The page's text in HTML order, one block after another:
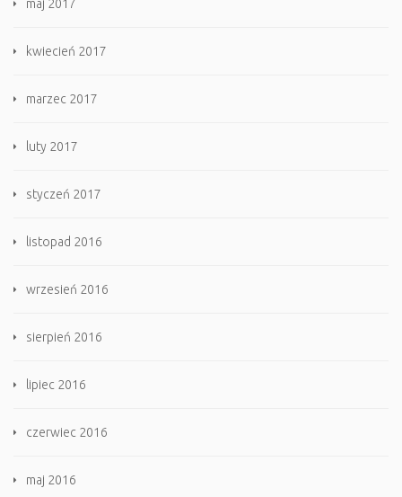
maj 2017
kwiecień 2017
marzec 2017
luty 2017
styczeń 2017
listopad 2016
wrzesień 2016
sierpień 2016
lipiec 2016
czerwiec 2016
maj 2016